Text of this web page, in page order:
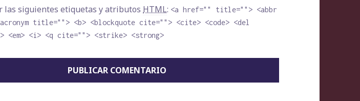
las siguientes etiquetas y atributos HTML: <a href="" title=""> <abbr
title=""> <b> <blockquote cite=""> <cite> <code> <del
<em> <i> <q cite=""> <strike> <strong>